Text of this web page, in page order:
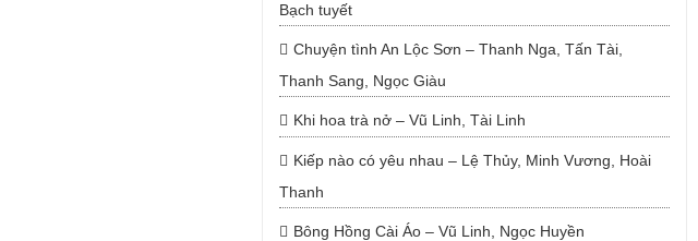
Bạch tuyết
Chuyện tình An Lộc Sơn – Thanh Nga, Tấn Tài,
Thanh Sang, Ngọc Giàu
Khi hoa trà nở – Vũ Linh, Tài Linh
Kiếp nào có yêu nhau – Lệ Thủy, Minh Vương, Hoài
Thanh
Bông Hồng Cài Áo – Vũ Linh, Ngọc Huyền